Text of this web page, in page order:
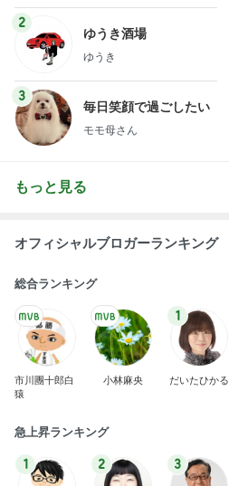
2
ゆうき酒場
ゆうき
3
毎日笑顔で過ごしたい
モモ母さん
もっと見る
オフィシャルブロガーランキング
総合ランキング
市川團十郎白
猿
小林麻央
1
だいたひかる
急上昇ランキング
1 2 3